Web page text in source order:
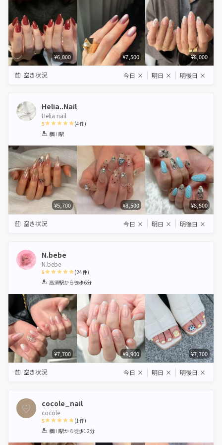
¥6,000 ¥7,500 ¥8,000
空き状況 今日 × 明日 × 明後日 ×
Helia..Nail
Helia nail
5
1 2 3 4
(4件)
横川駅
¥5,700 ¥8,500 ¥8,500
空き状況 今日 × 明日 × 明後日 ×
N.bebe
N.bebe
5
1 2 3 4 5
(24件)
高須駅から徒歩6分
¥7,700 ¥9,900 ¥7,700
空き状況 今日 × 明日 × 明後日 ×
cocole_nail
cocole
5
1 2 3 4 5
(1件)
横川駅から徒歩12分